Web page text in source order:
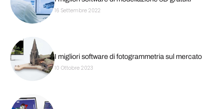
16 Settembre 2022
I migliori software di fotogrammetria sul mercato
10 Ottobre 2023